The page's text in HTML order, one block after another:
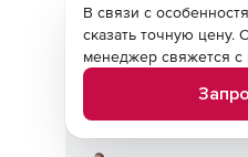
В связи с
сказать точную цену.
менеджер свяжется с